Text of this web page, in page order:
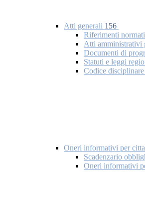
Atti generali 156
Riferimenti
Atti amministrativi
Documenti di
Statuti e leggi
Codice
Oneri informativi per
Scadenzario
Oneri informativi